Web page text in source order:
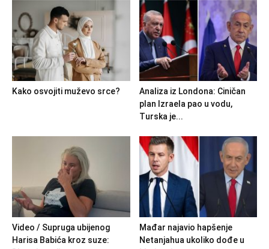
Kako osvojiti muževo srce?
Analiza iz Londona: Ciničan
plan Izraela pao u vodu,
Turska je...
Video / Supruga ubijenog
Harisa Babića kroz suze:
Mađar najavio hapšenje
Netanjahua ukoliko dođe u